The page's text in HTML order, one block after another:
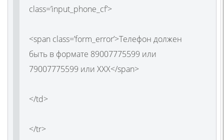
class=’input_phone_cf’>
<span class=’form_error’>Телефон должен
быть в формате 89007775599 или
79007775599 или ХХХ</span>
</td>
</tr>